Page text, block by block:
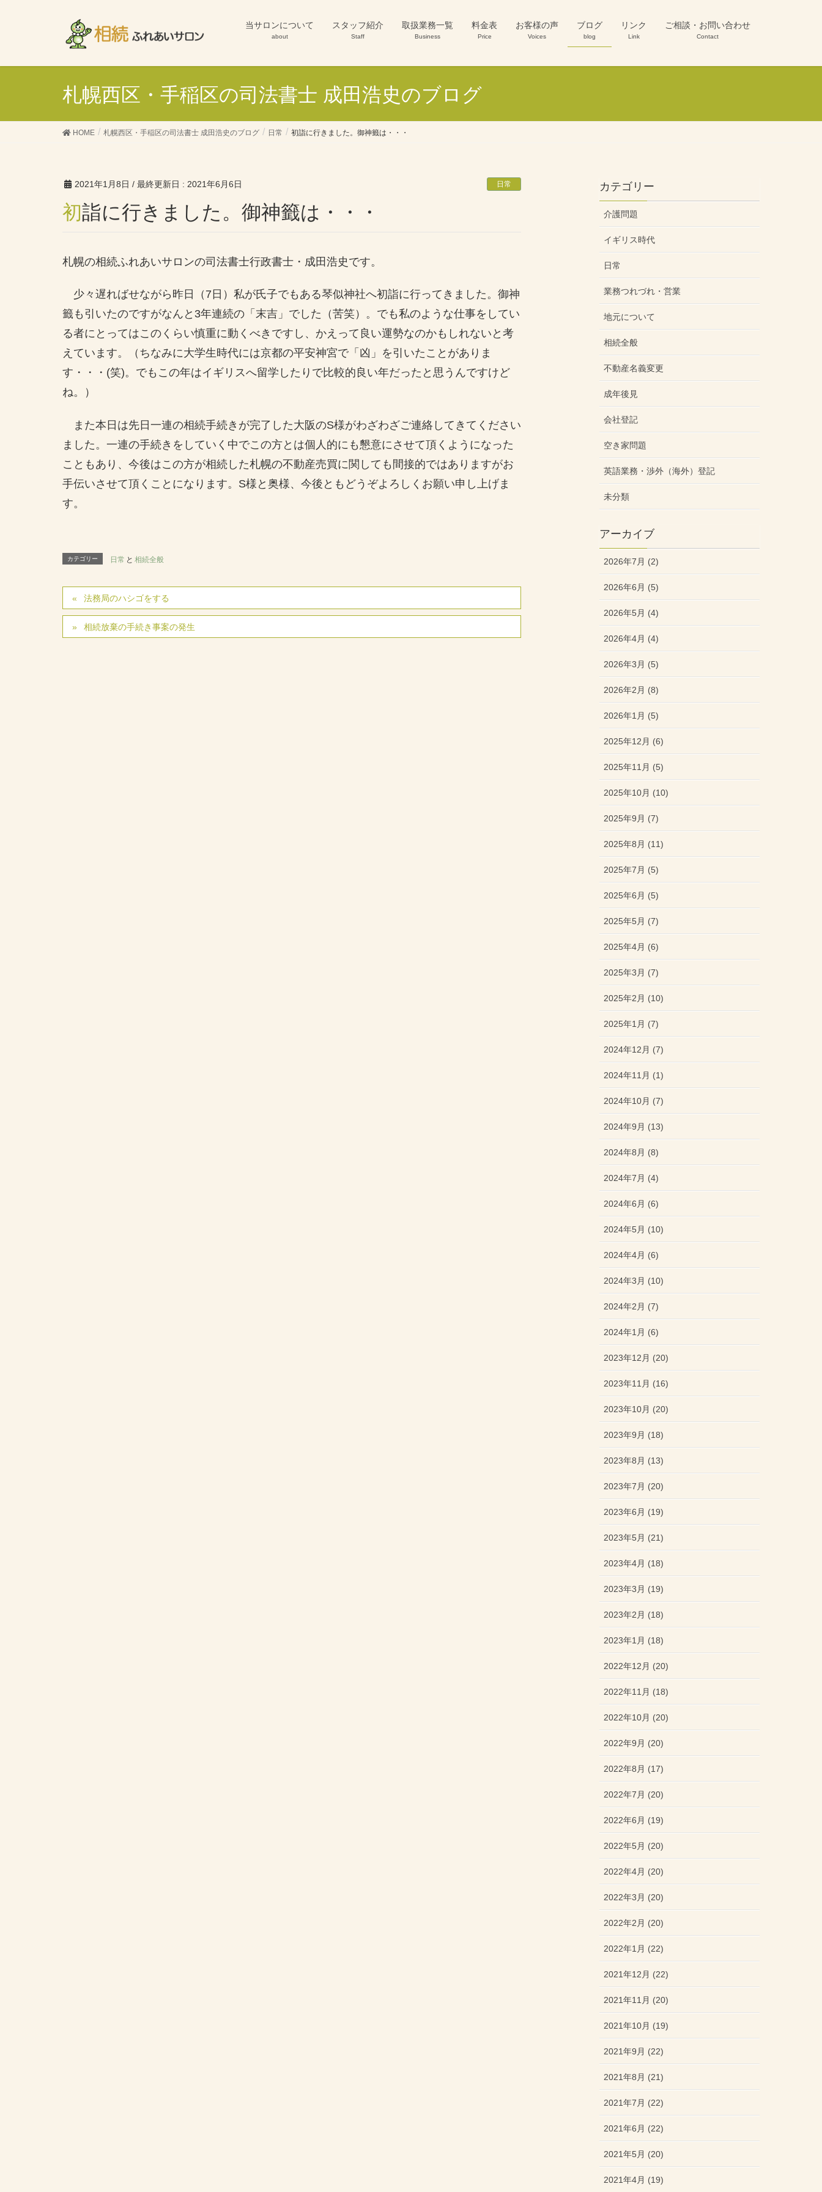
当サロンについて
about
スタッフ紹介
Staff
取扱業務一覧
Business
料金表
Price
お客様の声
Voices
ブログ
blog
リンク
Link
ご相談・お問い合わせ
Contact
札幌西区・手稲区の司法書士 成田浩史のブログ
HOME 札幌西区・手稲区の司法書士 成田浩史のブログ 日常 初詣に行きました。御神籤は・・・
2021年1月8日 / 最終更新日 : 2021年6月6日 日常
初詣に行きました。御神籤は・・・
札幌の相続ふれあいサロンの司法書士行政書士・成田浩史です。
少々遅ればせながら昨日（7日）私が氏子でもある琴似神社へ初詣に行ってきました。御神
籤も引いたのですがなんと3年連続の「末吉」でした（苦笑）。でも私のような仕事をしてい
る者にとってはこのくらい慎重に動くべきですし、かえって良い運勢なのかもしれないと考
えています。（ちなみに大学生時代には京都の平安神宮で「凶」を引いたことがありま
す・・・(笑)。でもこの年はイギリスへ留学したりで比較的良い年だったと思うんですけど
ね。）
また本日は先日一連の相続手続きが完了した大阪のS様がわざわざご連絡してきてください
ました。一連の手続きをしていく中でこの方とは個人的にも懇意にさせて頂くようになった
こともあり、今後はこの方が相続した札幌の不動産売買に関しても間接的ではありますがお
手伝いさせて頂くことになります。S様と奥様、今後ともどうぞよろしくお願い申し上げま
す。
カテゴリー 日常 と 相続全般
法務局のハシゴをする
相続放棄の手続き事案の発生
カテゴリー
介護問題
イギリス時代
日常
業務つれづれ・営業
地元について
相続全般
不動産名義変更
成年後見
会社登記
空き家問題
英語業務・渉外（海外）登記
未分類
アーカイブ
2026年7月 (2)
2026年6月 (5)
2026年5月 (4)
2026年4月 (4)
2026年3月 (5)
2026年2月 (8)
2026年1月 (5)
2025年12月 (6)
2025年11月 (5)
2025年10月 (10)
2025年9月 (7)
2025年8月 (11)
2025年7月 (5)
2025年6月 (5)
2025年5月 (7)
2025年4月 (6)
2025年3月 (7)
2025年2月 (10)
2025年1月 (7)
2024年12月 (7)
2024年11月 (1)
2024年10月 (7)
2024年9月 (13)
2024年8月 (8)
2024年7月 (4)
2024年6月 (6)
2024年5月 (10)
2024年4月 (6)
2024年3月 (10)
2024年2月 (7)
2024年1月 (6)
2023年12月 (20)
2023年11月 (16)
2023年10月 (20)
2023年9月 (18)
2023年8月 (13)
2023年7月 (20)
2023年6月 (19)
2023年5月 (21)
2023年4月 (18)
2023年3月 (19)
2023年2月 (18)
2023年1月 (18)
2022年12月 (20)
2022年11月 (18)
2022年10月 (20)
2022年9月 (20)
2022年8月 (17)
2022年7月 (20)
2022年6月 (19)
2022年5月 (20)
2022年4月 (20)
2022年3月 (20)
2022年2月 (20)
2022年1月 (22)
2021年12月 (22)
2021年11月 (20)
2021年10月 (19)
2021年9月 (22)
2021年8月 (21)
2021年7月 (22)
2021年6月 (22)
2021年5月 (20)
2021年4月 (19)